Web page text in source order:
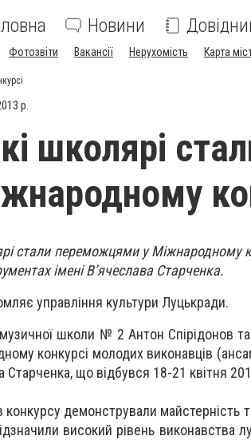
Новини
Фотозвіти Вакансії Нерухомість Карта
р.
школярі
стали переможцями у Міжнародному
імені В’ячеслава Старченка.
управління культури Луцькради.
музичної школи № 2 Антон Спірідонов
конкурсі молодих виконавців
Старченка, що відбувся 18-21 квітня
конкурсу демонстрували майстерність
високий рівень виконавства